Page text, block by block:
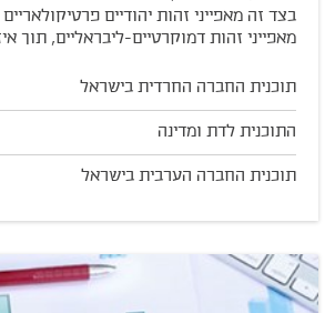
בצד זה מאפייני זהות יהודיים
מאפייני זהות דמוקרטיים-ליבראליים, תוך
תוכנית החברה החרדית בישראל
התוכנית לדת ומדינה
תוכנית החברה הערבית בישראל